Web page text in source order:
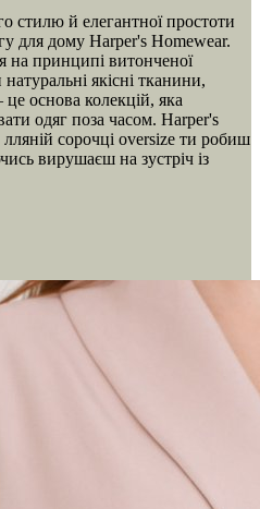
стилю й елегантної простоти
для дому Harper's Homewear.
на принципі витонченої
якісні тканини,
це основа колекцій, яка
одяг поза часом. Harper's
сорочці oversize ти робиш
вирушаєш на зустріч із